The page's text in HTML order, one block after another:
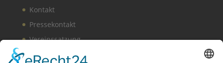
Kontakt
Pressekontakt
Vereinssatzung
Impressum